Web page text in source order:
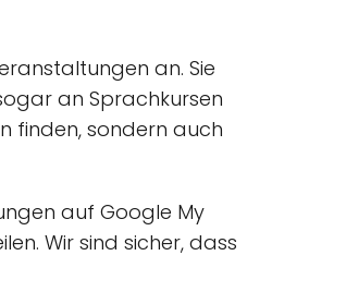
an. Sie
an Sprachkursen
finden, sondern auch
auf Google My
Wir sind sicher, dass